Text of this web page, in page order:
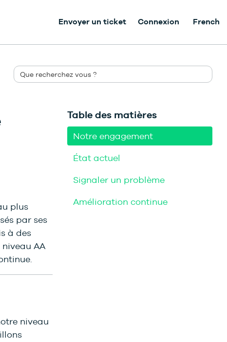
Envoyer un ticket Connexion French
plus
par ses
à des
niveau AA
niveau
Table des matières
Notre engagement
État actuel
Signaler un problème
Amélioration continue